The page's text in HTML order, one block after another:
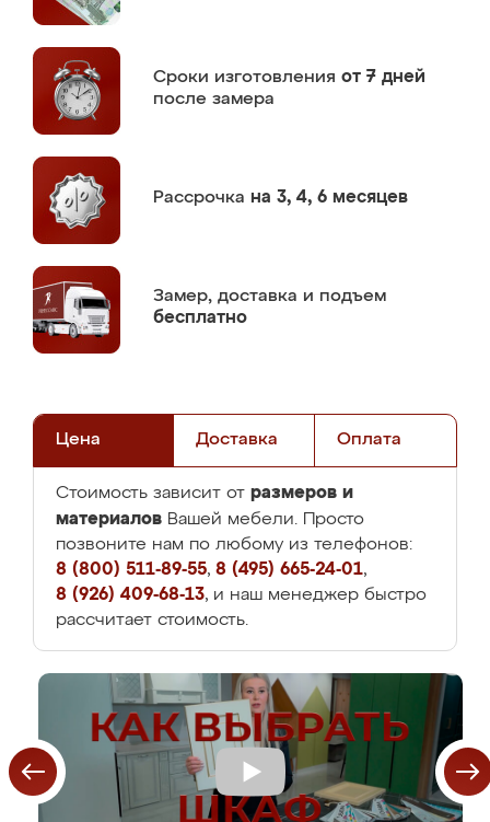
Сроки изготовления от 7 дней
после замера
Рассрочка на 3, 4, 6 месяцев
Замер, доставка и подъем
бесплатно
Цена Доставка Оплата
Стоимость зависит от размеров и
материалов Вашей мебели. Просто
позвоните нам по любому из телефонов:
8 (800) 511-89-55, 8 (495) 665-24-01,
8 (926) 409-68-13, и наш менеджер быстро
рассчитает стоимость.